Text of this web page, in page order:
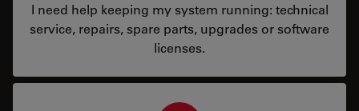
I need help keeping my system running: technical
service, repairs, spare parts, upgrades or software
licenses.